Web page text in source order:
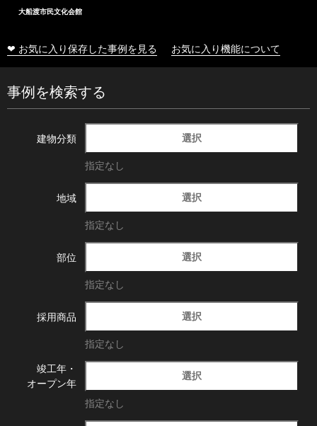
大船渡市民文化会館
❤ お気に入り保存した事例を見る お気に入り機能について
事例を検索する
建物分類 選択
指定なし
地域 選択
指定なし
部位 選択
指定なし
採用商品 選択
指定なし
竣工年・
オープン年
選択
指定なし